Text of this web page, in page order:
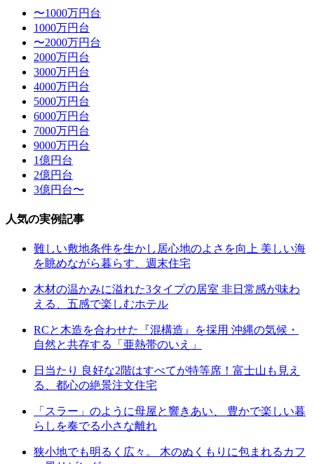
〜1000万円台
1000万円台
〜2000万円台
2000万円台
3000万円台
4000万円台
5000万円台
6000万円台
7000万円台
9000万円台
1億円台
2億円台
3億円台〜
人気の実例記事
難しい敷地条件を生かし居心地のよさを向上 美しい海
を眺めながら暮らす、週末住宅
木材の温かみに溢れた3タイプの居室 非日常感が味わ
える、五感で楽しむホテル
RCと木造を合わせた『混構造』を採用 沖縄の気候・
自然と共存する「亜熱帯のいえ」
日当たり 良好な2階はすべてが特等席！富士山も見え
る、都心の絶景注文住宅
「スラー」のように母屋と響きあい、 豊かで楽しい暮
らしを奏でる小さな離れ
狭小地でも明るく広々。 木のぬくもりに包まれるカフ